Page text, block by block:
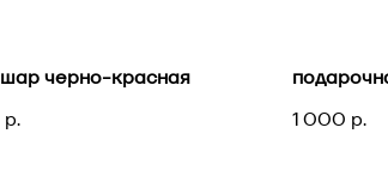
черно-красная
р.
1 000 р.